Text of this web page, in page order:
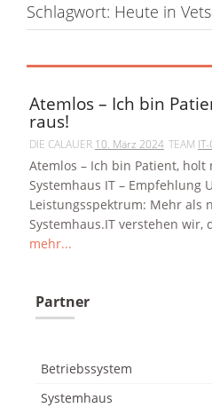
Schlagwort: Heute in
Atemlos – Ich bin
raus!
DIE CALAUER 10. März 2024 TEAM
Atemlos – Ich bin Patient, holt
Systemhaus IT –
Leistungsspektrum: Mehr als
Systemhaus.IT verstehen wir,
mehr...
Partner
Betriebssystem
Systemhaus